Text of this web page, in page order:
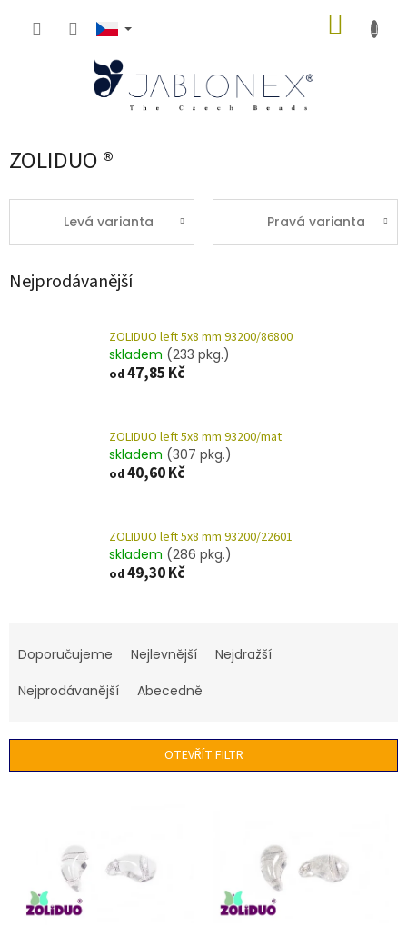
ZOLIDUO ®
Levá varianta Pravá varianta
Nejprodávanější
ZOLIDUO left 5x8 mm 93200/86800
skladem (233 pkg.)
od 47,85 Kč
ZOLIDUO left 5x8 mm 93200/mat
skladem (307 pkg.)
od 40,60 Kč
ZOLIDUO left 5x8 mm 93200/22601
skladem (286 pkg.)
od 49,30 Kč
í
r
Doporučujeme Nejlevnější
Nejdražší
Nejprodávanější
Abecedně
OTEVŘÍT FILTR